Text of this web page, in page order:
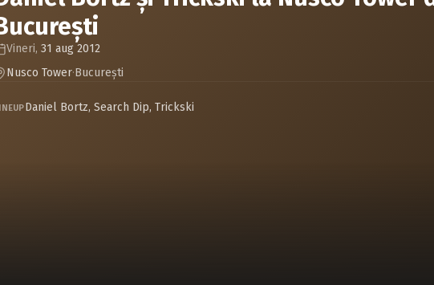
Vineri, 31 aug 2012
Nusco Tower·Bucureşti
Daniel Bortz, Search Dip, Trickski